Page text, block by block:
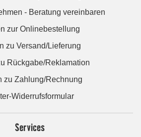
- Beratung vereinbaren
zur Onlinebestellung
zu Versand/Lieferung
Rückgabe/Reklamation
zu Zahlung/Rechnung
Widerrufsformular
Services